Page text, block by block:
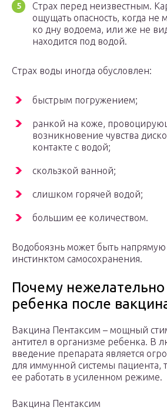
Страх перед неизвестным.
ощущать опасность, когда не
ко дну водоема, или же не
находится под водой.
Страх воды иногда обусловлен:
быстрым погружением;
ранкой на коже,
возникновение чувства
контакте с водой;
скользкой ванной;
слишком горячей водой;
большим ее количеством.
Водобоязнь может быть напрямую
инстинктом самосохранения.
Почему нежелательно
ребенка после
Вакцина Пентаксим – мощный
антител в организме ребенка. В
введение препарата является
для иммунной системы пациента,
ее работать в усиленном режиме.
Вакцина Пентаксим